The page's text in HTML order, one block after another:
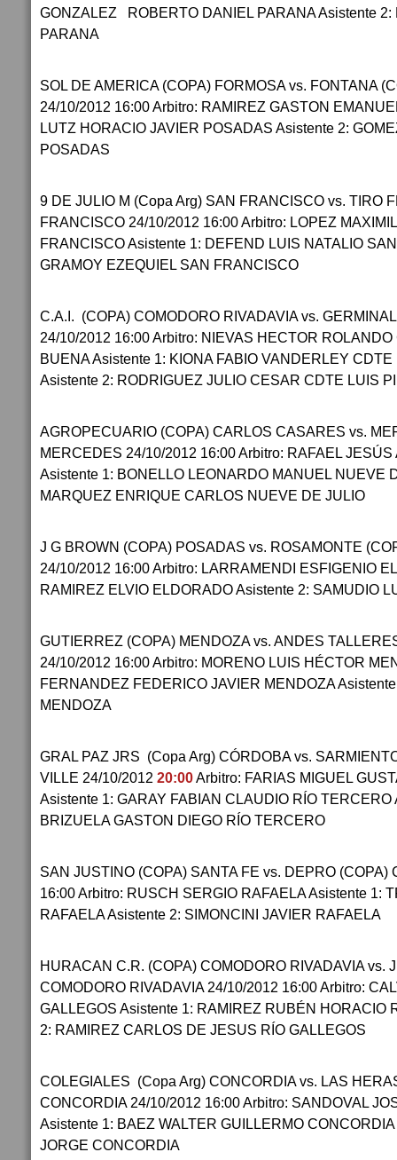
GONZALEZ ROBERTO DANIEL PARANA Asistente 2:
PARANA
SOL DE AMERICA (COPA) FORMOSA vs. FONTANA
24/10/2012 16:00 Arbitro: RAMIREZ GASTON
LUTZ HORACIO JAVIER POSADAS Asistente 2:
POSADAS
9 DE JULIO M (Copa Arg) SAN FRANCISCO vs. TIRO
FRANCISCO 24/10/2012 16:00 Arbitro: LOPEZ
FRANCISCO Asistente 1: DEFEND LUIS NATALIO
GRAMOY EZEQUIEL SAN FRANCISCO
C.A.I. (COPA) COMODORO RIVADAVIA vs.
24/10/2012 16:00 Arbitro: NIEVAS HECTOR
BUENA Asistente 1: KIONA FABIO VANDERLEY
Asistente 2: RODRIGUEZ JULIO CESAR CDTE LUIS
AGROPECUARIO (COPA) CARLOS CASARES vs.
MERCEDES 24/10/2012 16:00 Arbitro: RAFAEL
Asistente 1: BONELLO LEONARDO MANUEL NUEVE
MARQUEZ ENRIQUE CARLOS NUEVE DE JULIO
J G BROWN (COPA) POSADAS vs. ROSAMONTE
24/10/2012 16:00 Arbitro: LARRAMENDI ESFIGENIO
RAMIREZ ELVIO ELDORADO Asistente 2: SAMUDIO
GUTIERREZ (COPA) MENDOZA vs. ANDES
24/10/2012 16:00 Arbitro: MORENO LUIS HÉCTOR
FERNANDEZ FEDERICO JAVIER MENDOZA
MENDOZA
GRAL PAZ JRS (Copa Arg) CÓRDOBA vs.
VILLE 24/10/2012 20:00Arbitro: FARIAS MIGUEL
Asistente 1: GARAY FABIAN CLAUDIO RÍO TERCERO
BRIZUELA GASTON DIEGO RÍO TERCERO
SAN JUSTINO (COPA) SANTA FE vs. DEPRO (COPA)
16:00 Arbitro: RUSCH SERGIO RAFAELA Asistente 1:
RAFAELA Asistente 2: SIMONCINI JAVIER RAFAELA
HURACAN C.R. (COPA) COMODORO RIVADAVIA vs.
COMODORO RIVADAVIA 24/10/2012 16:00 Arbitro:
GALLEGOS Asistente 1: RAMIREZ RUBÉN HORACIO
2: RAMIREZ CARLOS DE JESUS RÍO GALLEGOS
COLEGIALES (Copa Arg) CONCORDIA vs. LAS
CONCORDIA 24/10/2012 16:00 Arbitro: SANDOVAL
Asistente 1: BAEZ WALTER GUILLERMO
JORGE CONCORDIA